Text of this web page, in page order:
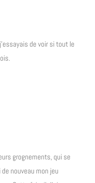
de voir si tout le
grognements, qui se
nouveau mon jeu